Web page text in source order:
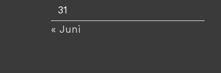
31
« Juni